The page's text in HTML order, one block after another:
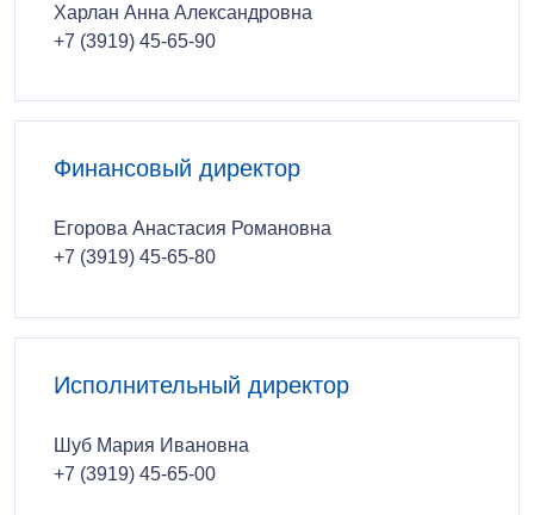
Харлан Анна Александровна
+7 (3919) 45-65-90
Финансовый директор
Егорова Анастасия Романовна
+7 (3919) 45-65-80
Исполнительный директор
Шуб Мария Ивановна
+7 (3919) 45-65-00